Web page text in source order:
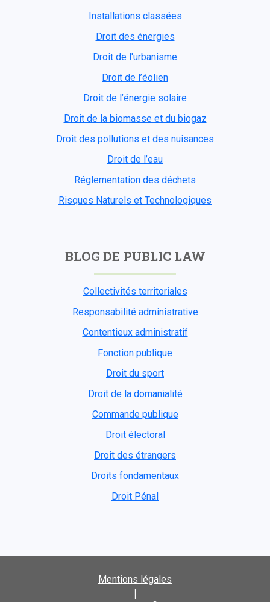
Installations classées
Droit des énergies
Droit de l'urbanisme
Droit de l’éolien
Droit de l’énergie solaire
Droit de la biomasse et du biogaz
Droit des pollutions et des nuisances
Droit de l’eau
Réglementation des déchets
Risques Naturels et Technologiques
BLOG DE PUBLIC LAW
Collectivités territoriales
Responsabilité administrative
Contentieux administratif
Fonction publique
Droit du sport
Droit de la domanialité
Commande publique
Droit électoral
Droit des étrangers
Droits fondamentaux
Droit Pénal
Mentions légales
|